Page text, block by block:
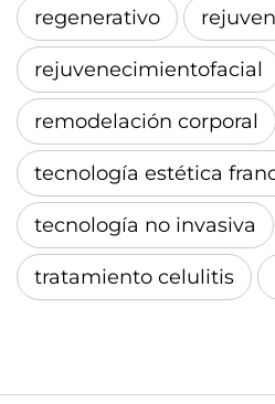
regenerativo
rejuvenecimientofacial
remodelación corporal
tecnología estética
tecnología no invasiva
tratamiento celulitis